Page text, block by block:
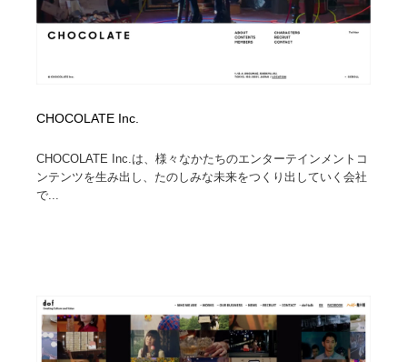
CHOCOLATE Inc.
CHOCOLATE Inc.は、様々なかたちのエンターテインメントコ
ンテンツを生み出し、たのしみな未来をつくり出していく会社
で...